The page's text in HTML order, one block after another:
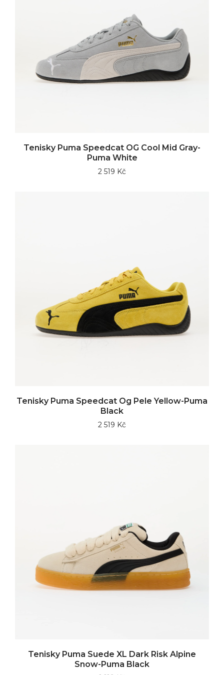
Tenisky Puma Speedcat OG Cool Mid Gray-
Puma White
2 519 Kč
Tenisky Puma Speedcat Og Pele Yellow-Puma
Black
2 519 Kč
Tenisky Puma Suede XL Dark Risk Alpine
Snow-Puma Black